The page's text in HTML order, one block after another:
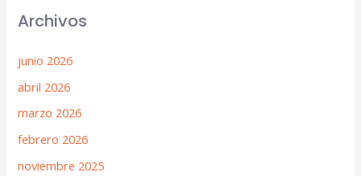
Archivos
junio 2026
abril 2026
marzo 2026
febrero 2026
noviembre 2025